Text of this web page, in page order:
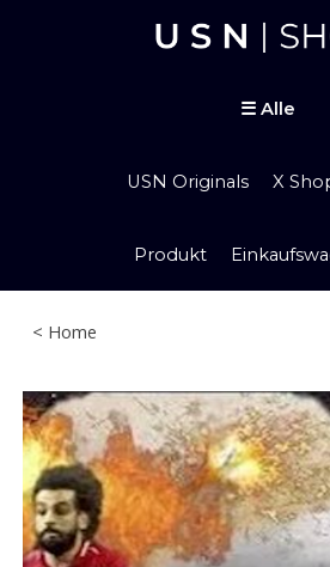
Skip to main content
☰ Alle
USN Originals X
Produkt
< Home